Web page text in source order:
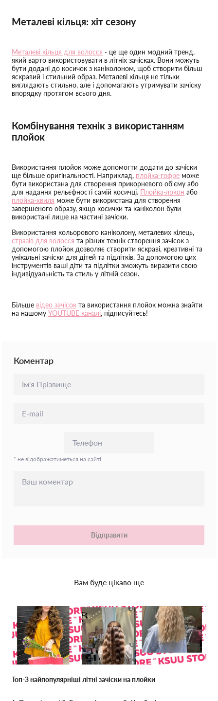
Металеві кільця: хіт сезону
Металеві кільця для волосся - це ще один модний тренд,
який варто використовувати в літніх зачісках. Вони можуть
бути додані до косичок з каніколоном, щоб створити більш
яскравий і стильний образ. Металеві кільця не тільки
виглядають стильно, але і допомагають утримувати зачіску
впорядку протягом всього дня.
Комбінування технік з використанням
плойок
Використання плойок може допомогти додати до зачіски
ще більше оригінальності. Наприклад, плойка-гофре може
бути використана для створення прикорневого об'єму або
для надання рельєфності самій косичці. Плойка-локон або
плойка-хвиля може бути використана для створення
завершеного образу, якщо косички та каніколон були
використані лише на частині зачіски.
Використання кольорового каніколону, металевих кілець,
стразів для волосся та різних технік створення зачісок з
допомогою плойок дозволяє створити яскраві, креативні та
унікальні зачіски для дітей та підлітків. За допомогою цих
інструментів ваші діти та підлітки зможуть виразити свою
індивідуальність та стиль у літній сезон.
Більше відео зачісок та використання плойок можна знайти
на нашому YOUTUBE каналі, підписуйтесь!
Коментар
* не відображатиметься на сайті
Відправити
Вам буде цікаво ще
Топ-3 найпопулярніші літні зачіски на плойки